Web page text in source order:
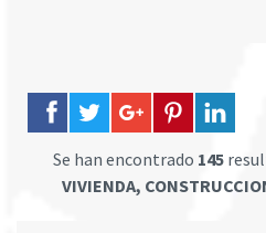
Se han encontrado 145
VIVIENDA,